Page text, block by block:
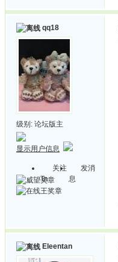
qq18
级别: 论坛版主
显示用户信息
关注
Ta
发消
息
Eleentan